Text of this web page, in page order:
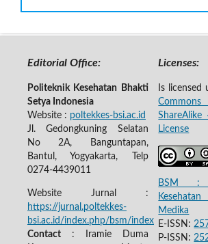
Editorial Office:
Politeknik Kesehatan Bhakti
Setya Indonesia
Website : poltekkes-bsi.ac.id
Jl. Gedongkuning Selatan
No 2A, Banguntapan,
Bantul, Yogyakarta, Telp
0274-4439011
Website Jurnal :
https://jurnal.poltekkes-
bsi.ac.id/index.php/bsm/index
Contact: Iramie Duma
Licenses:
Is
ShareAlike
License
BSM :
Medika
E-ISSN:
P-ISSN: